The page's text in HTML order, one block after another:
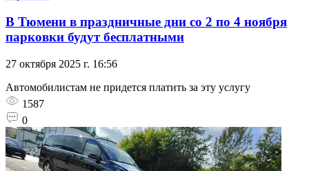
В Тюмени в праздничные дни со 2 по 4 ноября
парковки будут бесплатными
27 октября 2025 г. 16:56
Автомобилистам не придется платить за эту услугу
1587
0